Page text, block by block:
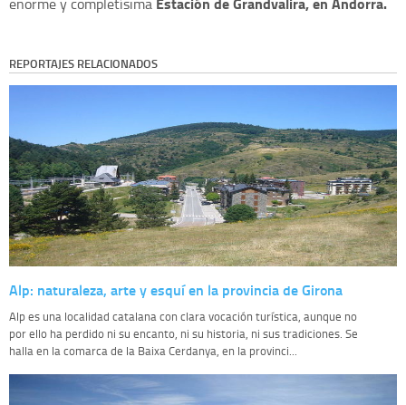
REPORTAJES RELACIONADOS
Alp: naturaleza, arte y esquí en la provincia de Girona
Alp es una localidad catalana con clara vocación turística, aunque no
por ello ha perdido ni su encanto, ni su historia, ni sus tradiciones. Se
halla en la comarca de la Baixa Cerdanya, en la provinci...